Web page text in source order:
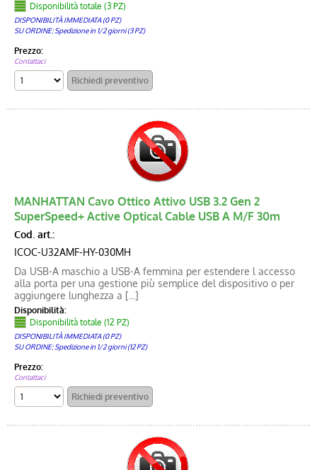
Disponibilità totale (3 PZ)
DISPONIBILITÀ IMMEDIATA (0 PZ)
SU ORDINE: Spedizione in 1/2 giorni (3 PZ)
Prezzo:
Contattaci
MANHATTAN Cavo Ottico Attivo USB 3.2 Gen 2
SuperSpeed+ Active Optical Cable USB A M/F 30m
Cod. art.:
ICOC-U32AMF-HY-030MH
Da USB-A maschio a USB-A femmina per estendere l accesso
alla porta per una gestione più semplice del dispositivo o per
aggiungere lunghezza a [...]
Disponibilità:
Disponibilità totale (12 PZ)
DISPONIBILITÀ IMMEDIATA (0 PZ)
SU ORDINE: Spedizione in 1/2 giorni (12 PZ)
Prezzo:
Contattaci